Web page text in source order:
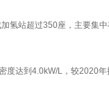
氢站超过350座，主要集
度达到4.0kW/L，较2020